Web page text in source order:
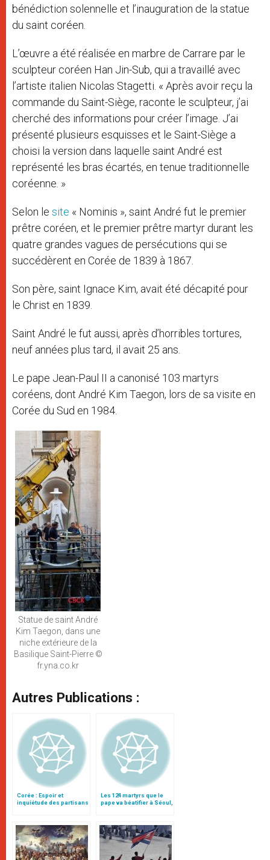
bénédiction solennelle et l’inauguration de la statue
du saint coréen.
L’œuvre a été réalisée en marbre de Carrare par le
sculpteur coréen Han Jin-Sub, qui a travaillé avec
l’artiste italien Nicolas Stagetti. « Après avoir reçu la
commande du Saint-Siège, raconte le sculpteur, j’ai
cherché des informations pour créer l’image. J’ai
présenté plusieurs esquisses et le Saint-Siège a
choisi la version dans laquelle saint André est
représenté les bras écartés, en tenue traditionnelle
coréenne. »
Selon le site « Nominis », saint André fut le premier
prêtre coréen, et le premier prêtre martyr durant les
quatre grandes vagues de persécutions qui se
succédèrent en Corée de 1839 à 1867.
Son père, saint Ignace Kim, avait été décapité pour
le Christ en 1839.
Saint André le fut aussi, après d’horribles tortures,
neuf années plus tard, il avait 25 ans.
Le pape Jean-Paul II a canonisé 103 martyrs
coréens, dont André Kim Taegon, lors de sa visite en
Corée du Sud en 1984.
Statue de saint André
Kim Taegon, dans une
niche extérieure de la
Basilique Saint-Pierre ©
fr.yna.co.kr
Autres Publications :
Corée : Espoir et
inquiétude des partisans
Les 124 martyrs que le
pape va béatifier à Séoul,